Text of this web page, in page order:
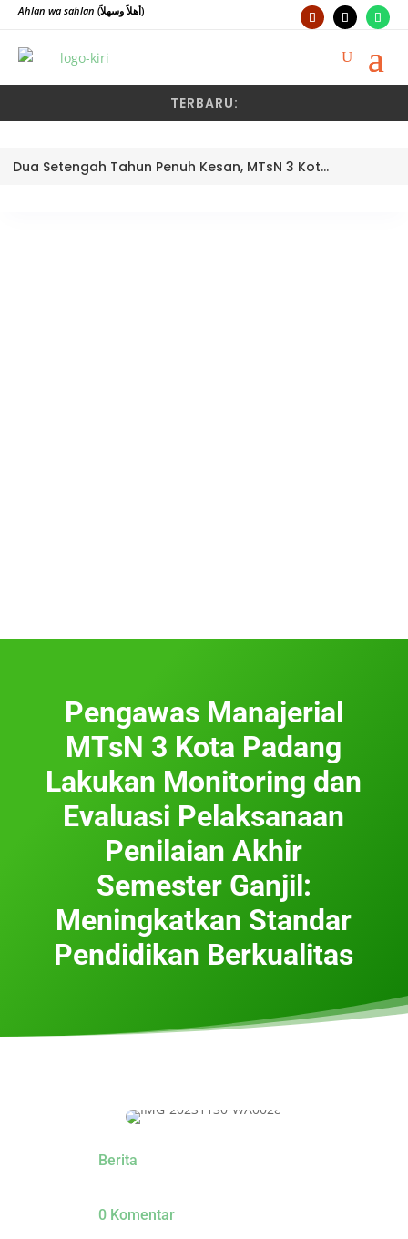
Ahlan wa sahlan (أهلاً وسهلاً)
TERBARU:
Dua Setengah Tahun Penuh Kesan, MTsN 3 Kota Padang Lepas Pengawas Pembina Dra. Nayusminar Nasrun
Pengawas Manajerial
MTsN 3 Kota Padang
Lakukan Monitoring dan
Evaluasi Pelaksanaan
Penilaian Akhir
Semester Ganjil:
Meningkatkan Standar
Pendidikan Berkualitas
Berita
0 Komentar